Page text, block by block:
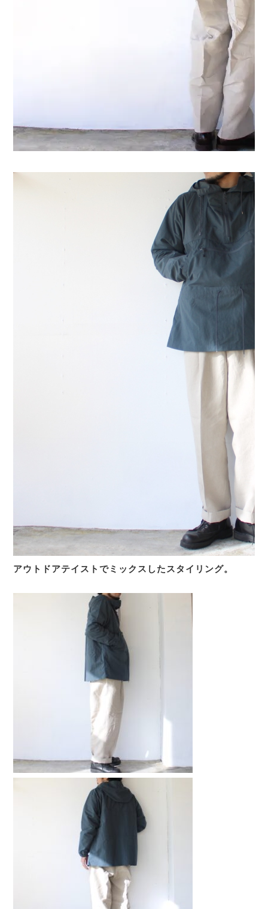
アウトドアテイストでミックスしたスタイリング。